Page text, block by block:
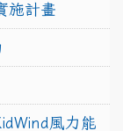
施計畫
風力能